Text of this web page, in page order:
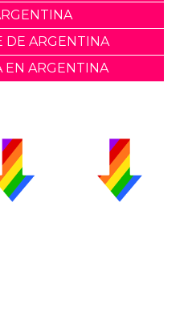
DE ARGENTINA
EN ARGENTINA